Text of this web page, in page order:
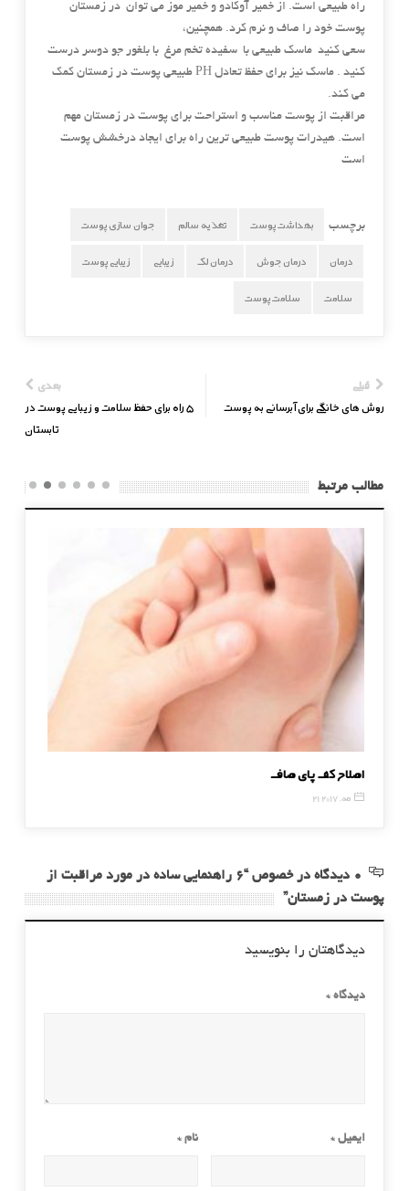
راه طبیعی است. از خمیر آوکادو و خمیر موز می توان در زمستان
پوست خود را صاف و نرم کرد. همچنین،
سعی کنید ماسک طبیعی با سفیده تخم مرغ با بلغور جو دوسر درست
کنید . ماسک نیز برای حفظ تعادل PH طبیعی پوست در زمستان کمک
می کند.
مراقبت از پوست مناسب و استراحت برای پوست در زمستان مهم
است. هیدرات پوست طبیعی ترین راه برای ایجاد درخشش پوست
است
برچسب بهداشت پوست تغذیه سالم جوان سازی پوست
درمان درمان جوش درمان لک زیبایی زیبایی پوست
سلامت سلامت پوست
قبلی
روش های خانگی برای آبرسانی به پوست
بعدی
5 راه برای حفظ سلامت و زیبایی پوست در
تابستان
مطالب مرتبط
اصلاح کف پای صاف
21 مه, 2017
0 دیدگاه در خصوص “۶ راهنمایی ساده در مورد مراقبت از
پوست در زمستان”
دیدگاهتان را بنویسید
دیدگاه *
نام* ایمیل *